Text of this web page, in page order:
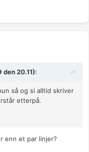
20.11):
så og si alltid skriver
etterpå.
enn et par linjer?